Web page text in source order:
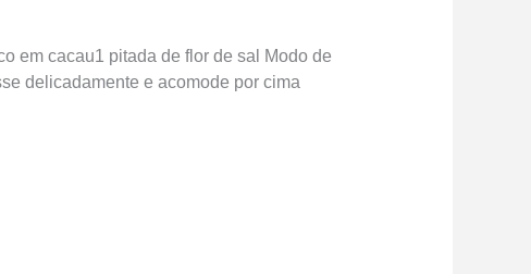
em cacau1 pitada de flor de sal Modo de
delicadamente e acomode por cima